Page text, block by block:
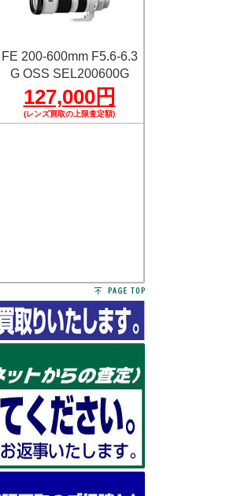
FE 200-600mm F5.6-6.3
G OSS SEL200600G
127,000円
(レンズ買取の上限査定額)